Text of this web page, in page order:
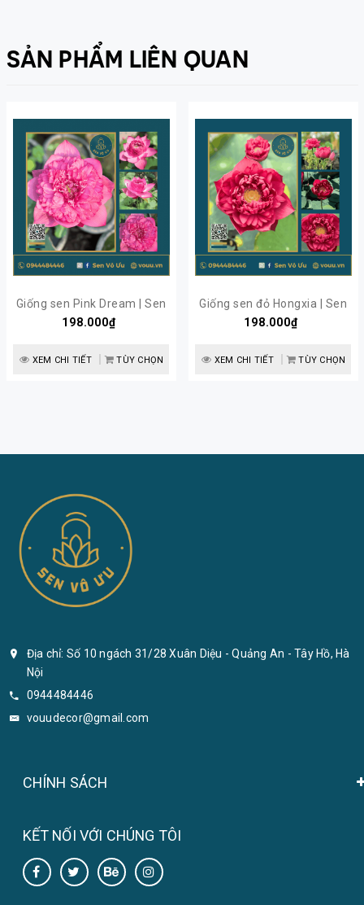
SẢN PHẨM LIÊN QUAN
Giống sen Pink Dream | Sen
Vô Ưu
198.000₫
XEM CHI TIẾT TÙY CHỌN
Giống sen đỏ Hongxia | Sen
Vô Ưu
198.000₫
XEM CHI TIẾT TÙY CHỌN
Địa chỉ: Số 10 ngách 31/28 Xuân Diệu - Quảng An - Tây Hồ, Hà
Nội
0944484446
vouudecor@gmail.com
CHÍNH SÁCH
KẾT NỐI VỚI CHÚNG TÔI